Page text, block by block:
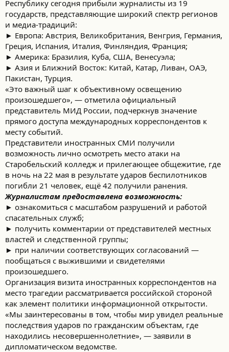
Республику сегодня прибыли журналисты из 19
государств, представляющие широкий спектр регионов
и медиа-традиций:
► Европа: Австрия, Великобритания, Венгрия, Германия,
Греция, Испания, Италия, Финляндия, Франция;
► Америка: Бразилия, Куба, США, Венесуэла;
► Азия и Ближний Восток: Китай, Катар, Ливан, ОАЭ,
Пакистан, Турция.
«Это важный шаг к объективному освещению
произошедшего», — отметила официальный
представитель МИД России, подчеркнув значение
прямого доступа международных корреспондентов к
месту событий.
Представители иностранных СМИ получили
возможность лично осмотреть место атаки на
Старобельский колледж и прилегающее общежитие, где
в ночь на 22 мая в результате ударов беспилотников
погибли 21 человек, ещё 42 получили ранения.
Журналистам предоставлена возможность:
► ознакомиться с масштабом разрушений и работой
спасательных служб;
► получить комментарии от представителей местных
властей и следственной группы;
► при наличии соответствующих согласований —
пообщаться с выжившими и свидетелями
произошедшего.
Организация визита иностранных корреспондентов на
место трагедии рассматривается российской стороной
как элемент политики информационной открытости.
«Мы заинтересованы в том, чтобы мир увидел реальные
последствия ударов по гражданским объектам, где
находились несовершеннолетние», — заявили в
дипломатическом ведомстве.